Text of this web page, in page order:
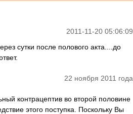
2011-11-20 05:06:09
сутки после полового акта....до
22 ноября 2011 года
контрацептив во второй половине
этого поступка. Поскольку Вы